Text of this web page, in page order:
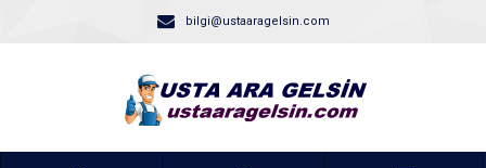
bilgi@ustaaragelsin.com